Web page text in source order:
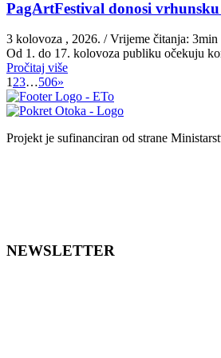
PagArtFestival donosi
3 kolovoza , 2026. / Vrijeme čitanja: 3min
Od 1. do 17. kolovoza publiku očekuju
Pročitaj više
123…506»
Projekt je sufinanciran od strane
NEWSLETTER